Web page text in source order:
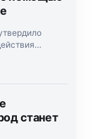
министр
станет